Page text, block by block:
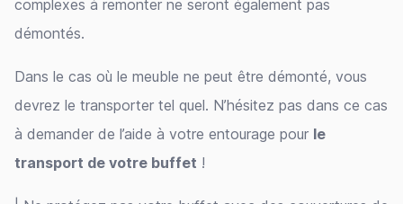
complexes à remonter ne seront également pas
démontés.
Dans le cas où le meuble ne peut être démonté, vous
devrez le transporter tel quel. N’hésitez pas dans ce cas
à demander de l’aide à votre entourage pour le
transport de votre buffet !